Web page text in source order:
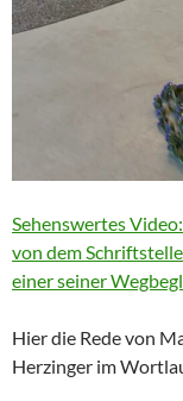
Sehenswertes
von dem
einer seiner
Hier die Rede von
Herzinger im